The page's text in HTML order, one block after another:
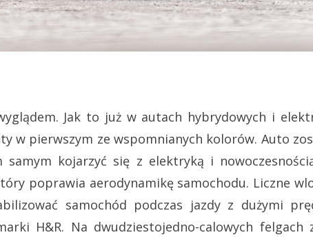
Jak to już w autach hybrydowych i
w pierwszym ze wspomnianych kolorów. Auto
kojarzyć się z elektryką i
poprawia aerodynamikę samochodu. Liczne
samochód podczas jazdy z dużymi
H&R. Na dwudziestojedno-calowych